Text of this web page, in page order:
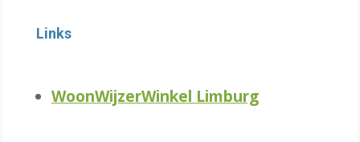
Links
WoonWijzerWinkel Limburg